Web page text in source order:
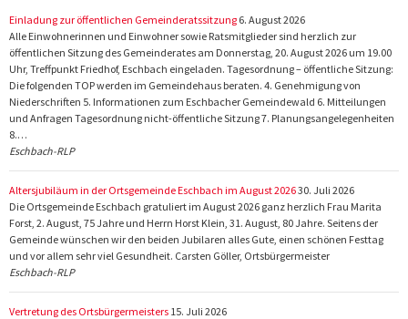
Einladung zur öffentlichen Gemeinderatssitzung 6. August 2026
Alle Einwohnerinnen und Einwohner sowie Ratsmitglieder sind herzlich zur
öffentlichen Sitzung des Gemeinderates am Donnerstag, 20. August 2026 um 19.00
Uhr, Treffpunkt Friedhof, Eschbach eingeladen. Tagesordnung – öffentliche Sitzung:
Die folgenden TOP werden im Gemeindehaus beraten. 4. Genehmigung von
Niederschriften 5. Informationen zum Eschbacher Gemeindewald 6. Mitteilungen
und Anfragen Tagesordnung nicht-öffentliche Sitzung 7. Planungsangelegenheiten
8.…
Eschbach-RLP
Altersjubiläum in der Ortsgemeinde Eschbach im August 202630. Juli 2026
Die Ortsgemeinde Eschbach gratuliert im August 2026 ganz herzlich Frau Marita
Forst, 2. August, 75 Jahre und Herrn Horst Klein, 31. August, 80 Jahre. Seitens der
Gemeinde wünschen wir den beiden Jubilaren alles Gute, einen schönen Festtag
und vor allem sehr viel Gesundheit. Carsten Göller, Ortsbürgermeister
Eschbach-RLP
Vertretung des Ortsbürgermeisters 15. Juli 2026